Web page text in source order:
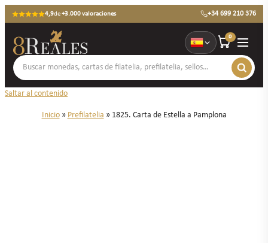
4,9de+3.000 valoraciones +34 699 210 376
0
Saltar al contenido
Inicio» Prefilatelia » 1825. Carta de Estella a Pamplona